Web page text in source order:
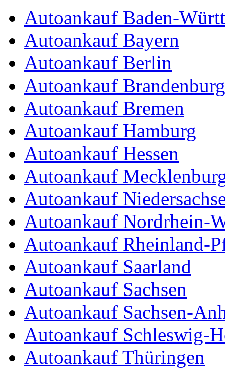
Autoankauf Baden-
Autoankauf Bayern
Autoankauf Berlin
Autoankauf Brandenburg
Autoankauf Bremen
Autoankauf Hamburg
Autoankauf Hessen
Autoankauf
Autoankauf
Autoankauf Nordrhein-
Autoankauf Rheinland-
Autoankauf Saarland
Autoankauf Sachsen
Autoankauf Sachsen-
Autoankauf Schleswig-
Autoankauf Thüringen